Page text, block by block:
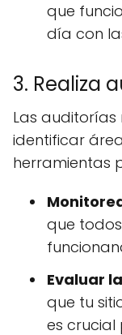
que
día con
3. Realiza
Las auditorías
identificar
herramientas
que
Evaluar
que tu
es crucial